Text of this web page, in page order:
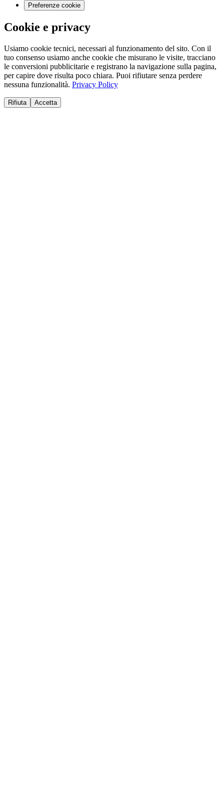
Preferenze cookie
Cookie e privacy
Usiamo cookie tecnici, necessari al funzionamento del sito. Con il
tuo consenso usiamo anche cookie che misurano le visite, tracciano
le conversioni pubblicitarie e registrano la navigazione sulla pagina,
per capire dove risulta poco chiara. Puoi rifiutare senza perdere
nessuna funzionalità. Privacy Policy
Rifiuta Accetta